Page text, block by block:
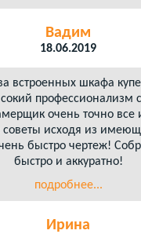
Вадим
18.06.2019
встроенных шкафа
профессионализм
очень точно все
исходя из
быстро чертеж!
быстро и аккуратно!
подробнее...
Ирина